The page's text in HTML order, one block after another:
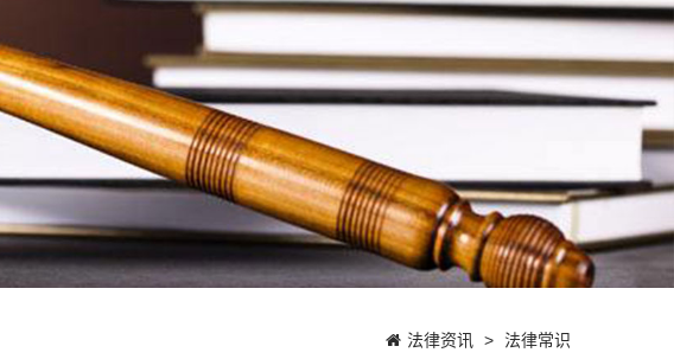
法律资讯 > 法律常识